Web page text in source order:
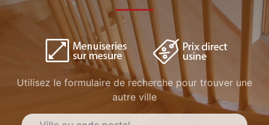
Utilisez le formulaire de recherche pour trouver une
autre ville